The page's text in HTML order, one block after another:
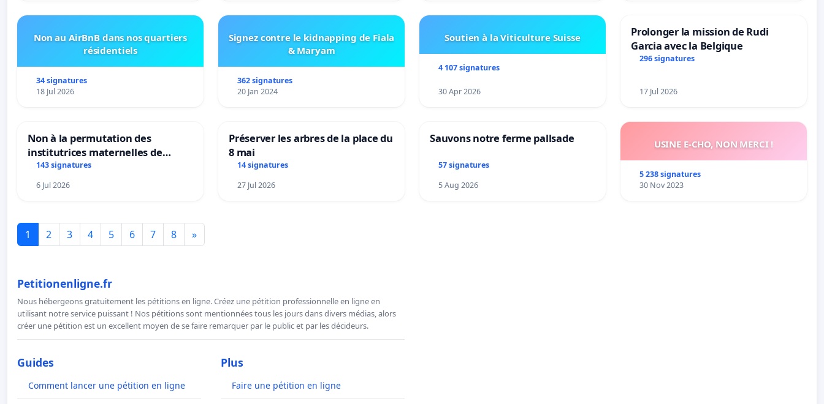
Non au AirBnB dans nos quartiers
résidentiels
34 signatures
18 Jul 2026
Signez contre le kidnapping de Fiala
& Maryam
362 signatures
20 Jan 2024
Soutien à la Viticulture Suisse
4 107 signatures
30 Apr 2026
Prolonger la mission de Rudi
Garcia avec la Belgique
296 signatures
17 Jul 2026
Non à la permutation des
institutrices maternelles de
Bléharies et Laplaigne !
Préservons la stabilité de nos
enfants.
143 signatures
6 Jul 2026
Préserver les arbres de la place du
8 mai
14 signatures
27 Jul 2026
Sauvons notre ferme pallsade
57 signatures
5 Aug 2026
USINE E-CHO, NON MERCI !
5 238 signatures
30 Nov 2023
1 2 3 4 5 6 7 8 »
Petitionenligne.fr
Nous hébergeons gratuitement les pétitions en ligne. Créez une pétition professionnelle en ligne en
utilisant notre service puissant ! Nos pétitions sont mentionnées tous les jours dans divers médias, alors
créer une pétition est un excellent moyen de se faire remarquer par le public et par les décideurs.
Guides
Comment lancer une pétition en ligne
Plus
Faire une pétition en ligne